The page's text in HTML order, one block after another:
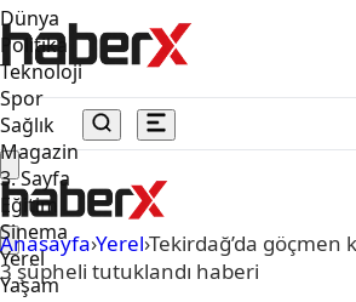
Dünya
Politika
Teknoloji
Spor
Sağlık
Magazin
3. Sayfa
Eğitim
Sinema
Yerel
Yaşam
Anasayfa›Yerel›Tekirdağ’da göçmen
3 şüpheli tutuklandı haberi